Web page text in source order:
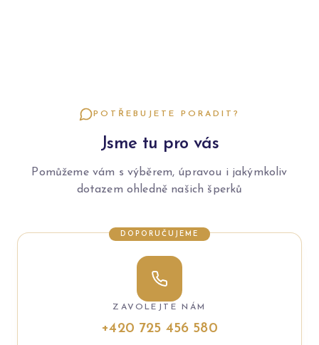
POTŘEBUJETE PORADIT?
Jsme tu pro vás
Pomůžeme vám s výběrem, úpravou i jakýmkoliv
dotazem ohledně našich šperků
DOPORUČUJEME
ZAVOLEJTE NÁM
+420 725 456 580